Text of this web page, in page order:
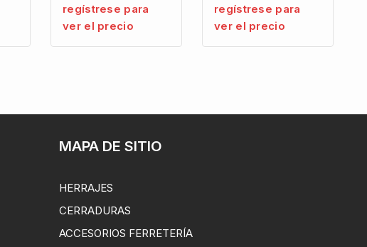
regístrese para
ver el precio
regístrese para
ver el precio
MAPA DE SITIO
HERRAJES
CERRADURAS
ACCESORIOS FERRETERÍA